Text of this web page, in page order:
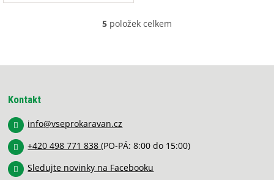
O
á
v
y
5 položek celkem
Kontakt
info@vseprokaravan.cz
+420 498 771 838(PO-PÁ: 8:00 do 15:00)
Sledujte novinky na Facebooku